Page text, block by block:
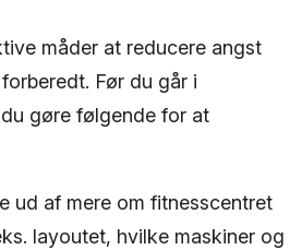
måder at reducere angst
Før du går i
gøre følgende for at
ud af mere om fitnesscentret
layoutet, hvilke maskiner og